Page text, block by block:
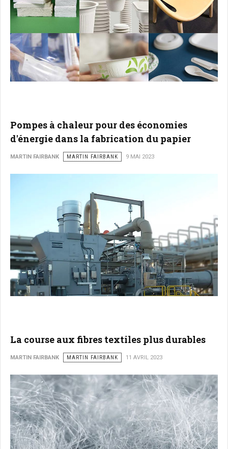
Pompes à chaleur pour des économies
d'énergie dans la fabrication du papier
MARTIN FAIRBANK MARTIN FAIRBANK 9 MAI 2023
La course aux fibres textiles plus durables
MARTIN FAIRBANK MARTIN FAIRBANK 11 AVRIL 2023